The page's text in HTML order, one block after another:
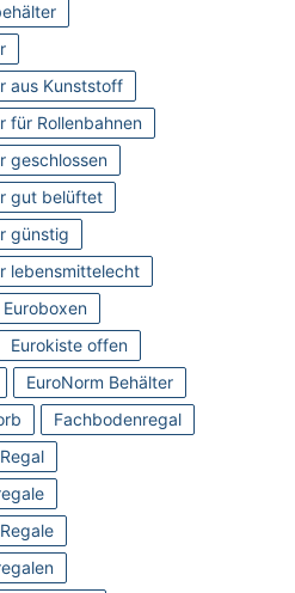
aus Kunststoff
für Rollenbahnen
geschlossen
gut belüftet
günstig
lebensmittelecht
Euroboxen
Eurokiste offen
EuroNorm Behälter
Fachbodenregal